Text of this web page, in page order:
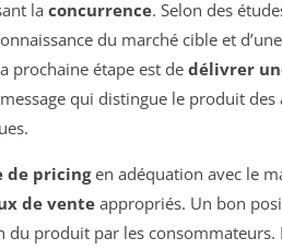
la concurrence. Selon des
du marché cible et
prochaine étape est de délivrer
qui distingue le produit des
de pricingen adéquation avec le
de vente appropriés. Un bon
produit par les consommateurs.